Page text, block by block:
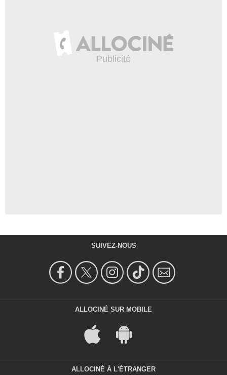
SUIVEZ-NOUS
ALLOCINÉ SUR MOBILE
ALLOCINÉ À L'ÉTRANGER